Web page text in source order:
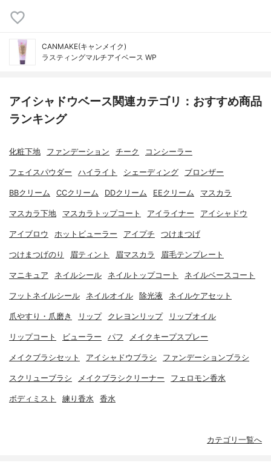
CANMAKE(キャンメイク)
ラスティングマルチアイベース WP
アイシャドウベース関連カテゴリ：おすすめ商品
ランキング
化粧下地 ファンデーション チーク コンシーラー
フェイスパウダー ハイライト シェーディング ブロンザー
BBクリーム CCクリーム DDクリーム EEクリーム マスカラ
マスカラ下地 マスカラトップコート アイライナー アイシャドウ
アイブロウ ホットビューラー アイプチ つけまつげ
つけまつげのり 眉ティント 眉マスカラ 眉毛テンプレート
マニキュア ネイルシール ネイルトップコート ネイルベースコート
フットネイルシール ネイルオイル 除光液 ネイルケアセット
爪やすり・爪磨き リップ クレヨンリップ リップオイル
リップコート ビューラー パフ メイクキープスプレー
メイクブラシセット アイシャドウブラシ ファンデーションブラシ
スクリューブラシ メイクブラシクリーナー フェロモン香水
ボディミスト 練り香水 香水
カテゴリ一覧へ